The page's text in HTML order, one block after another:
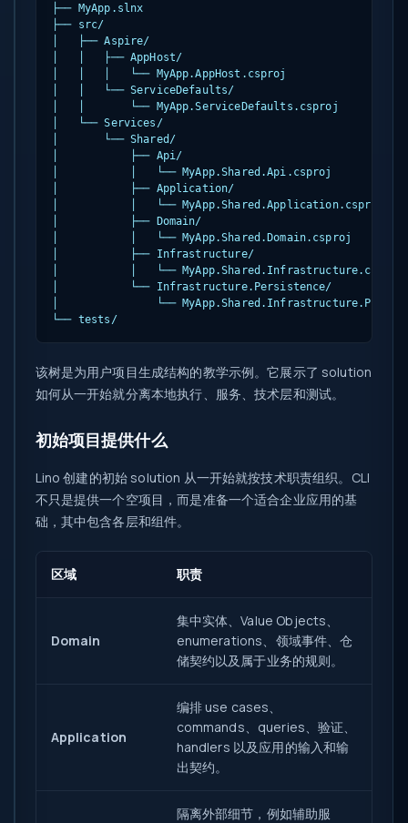
├── MyApp.slnx
├── src/
│   ├── Aspire/
│   │   ├── AppHost/
│   │   │   └── MyApp.AppHost.csproj
│   │   └── ServiceDefaults/
│   │       └── MyApp.ServiceDefaults.csproj
│   └── Services/
│       └── Shared/
│           ├── Api/
│           │   └── MyApp.Shared.Api.csproj
│           ├── Application/
│           │   └── MyApp.Shared.Application.csproj
│           ├── Domain/
│           │   └── MyApp.Shared.Domain.csproj
│           ├── Infrastructure/
│           │   └── MyApp.Shared.Infrastructure.csproj
│           └── Infrastructure.Persistence/
│               └──
└── tests/
该树是为用户项目生成结构的教学示例。它展示了 solution
如何从一开始就分离本地执行、服务、技术层和测试。
初始项目提供什么
Lino 创建的初始 solution 从一开始就按技术职责组织。CLI
不只是提供一个空项目，而是准备一个适合企业应用的基
础，其中包含各层和组件。
区域 职责
Domain
集中实体、Value Objects、
enumerations、领域事件、仓
储契约以及属于业务的规则。
Application
编排 use cases、
commands、queries、验证、
handlers 以及应用的输入和输
出契约。
隔离外部细节，例如辅助服